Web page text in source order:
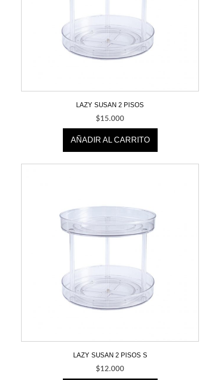
LAZY SUSAN 2 PISOS
$15.000
AÑADIR AL CARRITO
LAZY SUSAN 2 PISOS S
$12.000